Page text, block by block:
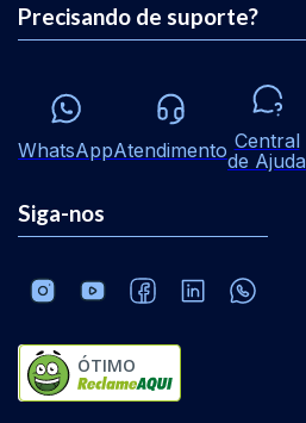
Precisando de suporte?
WhatsAppAtendimento Central
de Ajuda
Siga-nos
ÓTIMO